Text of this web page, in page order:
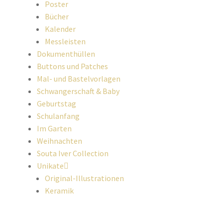
Poster
Bücher
Kalender
Messleisten
Dokumenthüllen
Buttons und Patches
Mal- und Bastelvorlagen
Schwangerschaft & Baby
Geburtstag
Schulanfang
Im Garten
Weihnachten
Souta Iver Collection
Unikate
Original-Illustrationen
Keramik